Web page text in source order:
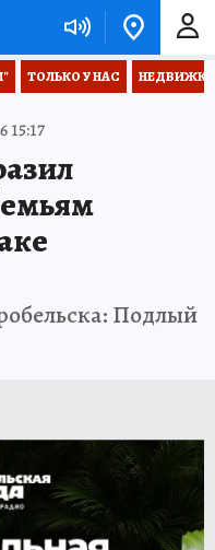
ТОЛЬКО У НАС НЕДВИЖКА
15:17
Подлый